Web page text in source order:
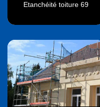
Etanchéité toiture 69